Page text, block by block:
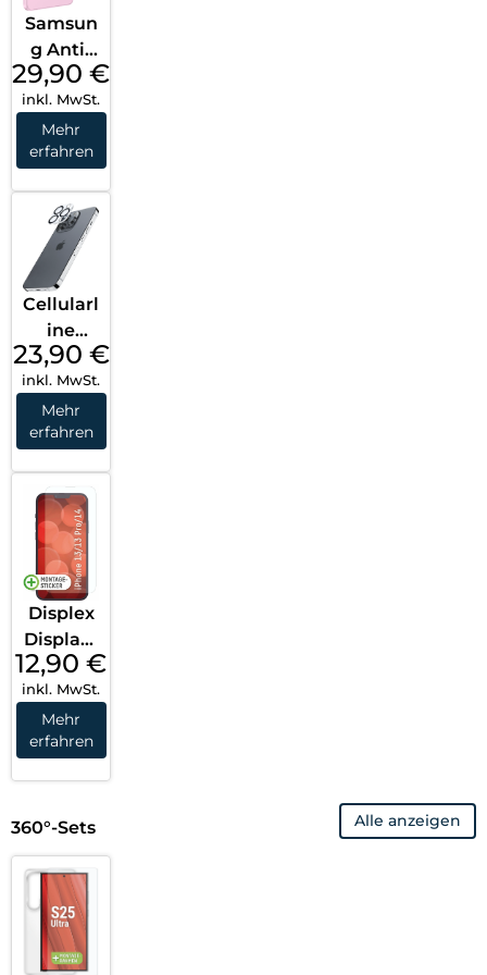
Samsun
g Anti-
reflectin
g Film
Galaxy Z
Flip8
rent
29,90 €
inkl. MwSt.
Mehr
erfahren
Cellularl
ine
Camera
Lens
Protecti
on
Pro/16
Pro Max
Clear
23,90 €
inkl. MwSt.
Mehr
erfahren
Displex
Displays
chutzfol
ie (9H)
iPhone
13
Transpa
12,90 €
inkl. MwSt.
Mehr
erfahren
360°-Sets Alle anzeigen